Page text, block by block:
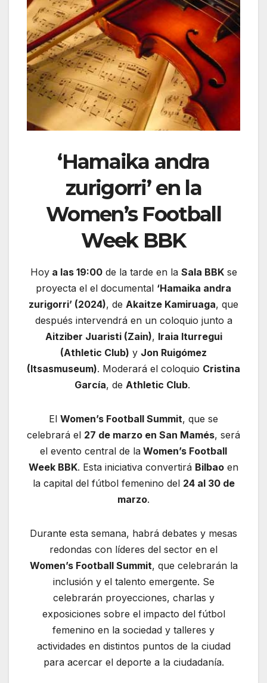
‘Hamaika andra
zurigorri’ en la
Women’s Football
Week BBK
Hoya las 19:00de la tarde en la Sala BBKse
proyecta el el documental ‘Hamaika andra
zurigorri’ (2024), de Akaitze Kamiruaga, que
después intervendrá en un coloquio junto a
Aitziber Juaristi (Zain), Iraia Iturregui
(Athletic Club) y Jon Ruigómez
(Itsasmuseum). Moderará el coloquio Cristina
García, de Athletic Club.
El Women’s Football Summit, que se
celebrará el 27 de marzo en San Mamés, será
el evento central de la Women’s Football
Week BBK. Esta iniciativa convertirá Bilbao en
la capital del fútbol femenino del 24 al 30 de
marzo.
Durante esta semana, habrá debates y mesas
redondas con líderes del sector en el
Women’s Football Summit, que celebrarán la
inclusión y el talento emergente. Se
celebrarán proyecciones, charlas y
exposiciones sobre el impacto del fútbol
femenino en la sociedad y talleres y
actividades en distintos puntos de la ciudad
para acercar el deporte a la ciudadanía.